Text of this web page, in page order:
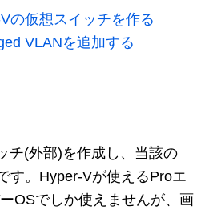
の仮想スイッチを作る
VLANを追加する
チ(外部)を作成し、当該の
す。Hyper-Vが使えるProエ
OSでしか使えませんが、画